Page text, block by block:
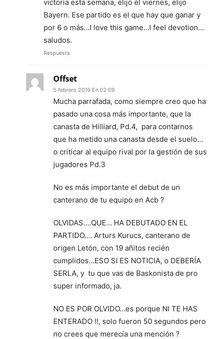
victoria esta semana, elijo el viernes, elijo
Bayern. Ese partido es el que hay que ganar y
por 6 o más…I love this game…I feel devotion…
saludos.
Respuesta
Offset
5 febrero 2019 En 02:09
Mucha parrafada, como siempre creo que ha
pasado una cosa más importante, que la
canasta de Hilliard, Pd.4, para contarnos
que ha metido una canasta desde el suelo…
o criticar al equipo rival por la gestión de sus
jugadores Pd.3
No es más importante el debut de un
canterano de tu equipo en Acb ?
OLVIDAS….QUE… HA DEBUTADO EN EL
PARTIDO…. Arturs Kurucs, canterano de
origen Letón, con 19 añitos recién
cumplidos…ESO SI ES NOTICIA, o DEBERÍA
SERLA, y tu que vas de Baskonista de pro
super informado, ja.
NO ES POR OLVIDO…es porque NI TE HAS
ENTERADO !!, solo fueron 50 segundos pero
no crees que merecía una mención ?